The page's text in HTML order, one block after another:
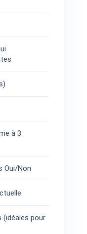
à 3
Oui/Non
(idéales pour